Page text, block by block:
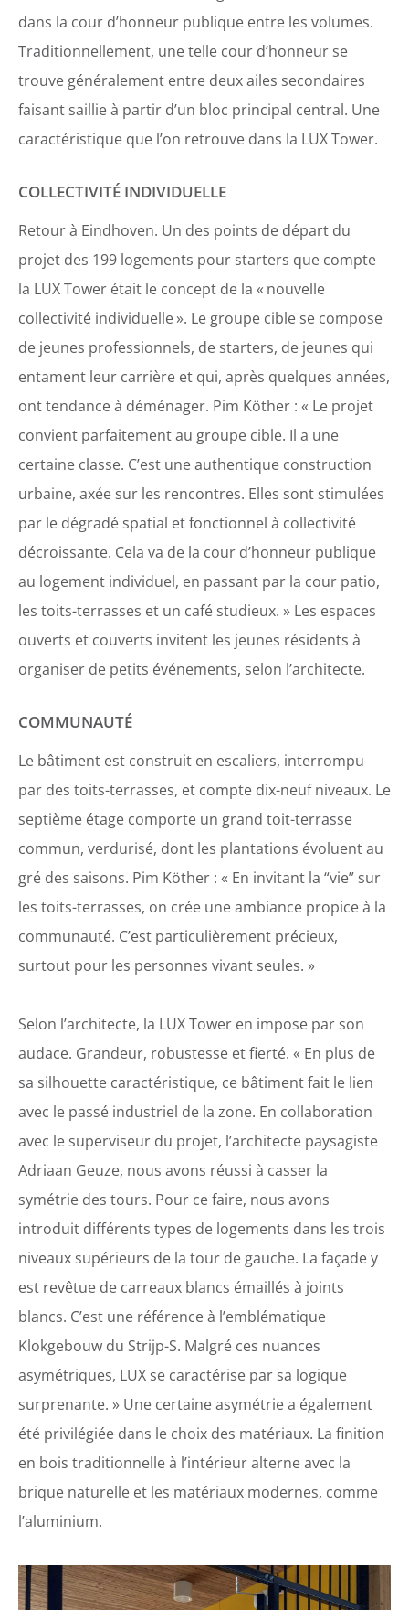
dans la cour d’honneur publique entre les volumes.
Traditionnellement, une telle cour d’honneur se
trouve généralement entre deux ailes secondaires
faisant saillie à partir d’un bloc principal central. Une
caractéristique que l’on retrouve dans la LUX Tower.
COLLECTIVITÉ INDIVIDUELLE
Retour à Eindhoven. Un des points de départ du
projet des 199 logements pour starters que compte
la LUX Tower était le concept de la « nouvelle
collectivité individuelle ». Le groupe cible se compose
de jeunes professionnels, de starters, de jeunes qui
entament leur carrière et qui, après quelques années,
ont tendance à déménager. Pim Köther : « Le projet
convient parfaitement au groupe cible. Il a une
certaine classe. C’est une authentique construction
urbaine, axée sur les rencontres. Elles sont stimulées
par le dégradé spatial et fonctionnel à collectivité
décroissante. Cela va de la cour d’honneur publique
au logement individuel, en passant par la cour patio,
les toits-terrasses et un café studieux. » Les espaces
ouverts et couverts invitent les jeunes résidents à
organiser de petits événements, selon l’architecte.
COMMUNAUTÉ
Le bâtiment est construit en escaliers, interrompu
par des toits-terrasses, et compte dix-neuf niveaux. Le
septième étage comporte un grand toit-terrasse
commun, verdurisé, dont les plantations évoluent au
gré des saisons. Pim Köther : « En invitant la “vie” sur
les toits-terrasses, on crée une ambiance propice à la
communauté. C’est particulièrement précieux,
surtout pour les personnes vivant seules. »
Selon l’architecte, la LUX Tower en impose par son
audace. Grandeur, robustesse et fierté. « En plus de
sa silhouette caractéristique, ce bâtiment fait le lien
avec le passé industriel de la zone. En collaboration
avec le superviseur du projet, l’architecte paysagiste
Adriaan Geuze, nous avons réussi à casser la
symétrie des tours. Pour ce faire, nous avons
introduit différents types de logements dans les trois
niveaux supérieurs de la tour de gauche. La façade y
est revêtue de carreaux blancs émaillés à joints
blancs. C’est une référence à l’emblématique
Klokgebouw du Strijp-S. Malgré ces nuances
asymétriques, LUX se caractérise par sa logique
surprenante. » Une certaine asymétrie a également
été privilégiée dans le choix des matériaux. La finition
en bois traditionnelle à l’intérieur alterne avec la
brique naturelle et les matériaux modernes, comme
l’aluminium.